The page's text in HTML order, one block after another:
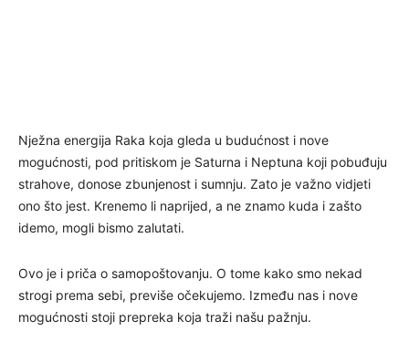
Nježna energija Raka koja gleda u budućnost i nove
mogućnosti, pod pritiskom je Saturna i Neptuna koji pobuđuju
strahove, donose zbunjenost i sumnju. Zato je važno vidjeti
ono što jest. Krenemo li naprijed, a ne znamo kuda i zašto
idemo, mogli bismo zalutati.
Ovo je i priča o samopoštovanju. O tome kako smo nekad
strogi prema sebi, previše očekujemo. Između nas i nove
mogućnosti stoji prepreka koja traži našu pažnju.